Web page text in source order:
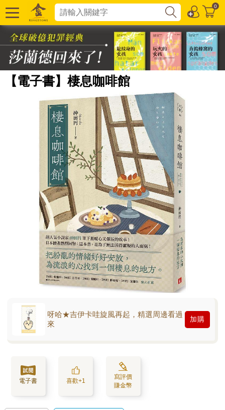
0
【電子書】棲息咖啡館
呀哈★吉伊卡哇旋風再起，精選周邊看過
來
加購
電子書 喜歡+1
寫評價
賺金幣